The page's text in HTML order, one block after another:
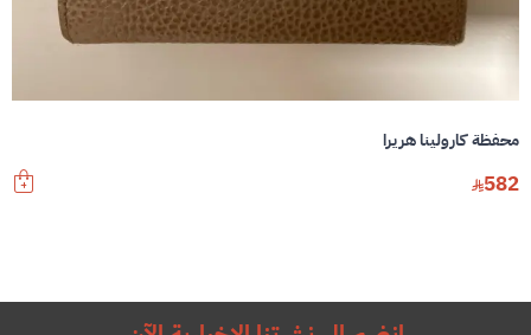
محفظة كارولينا هريرا
582